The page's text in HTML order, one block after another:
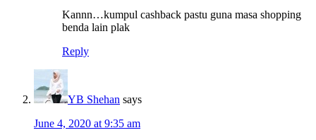
Kannn…kumpul cashback pastu guna masa shopping
benda lain plak
Reply
YB Shehan says
June 4, 2020 at 9:35 am